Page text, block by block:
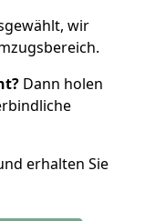
wir
Dann holen
erhalten Sie